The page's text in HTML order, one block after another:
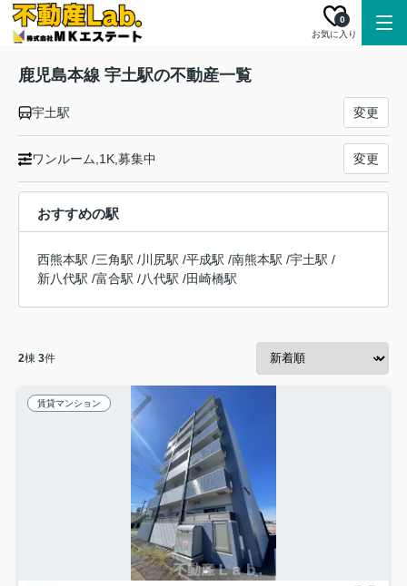
お気に入り
0
鹿児島本線 宇土駅の不動産一覧
宇土駅 変更
ワンルーム,1K,募集中 変更
おすすめの駅
西熊本駅 /三角駅 /川尻駅 /平成駅 /南熊本駅 /宇土駅 /
新八代駅 /富合駅 /八代駅 /田崎橋駅
2棟 3件
賃貸マンション